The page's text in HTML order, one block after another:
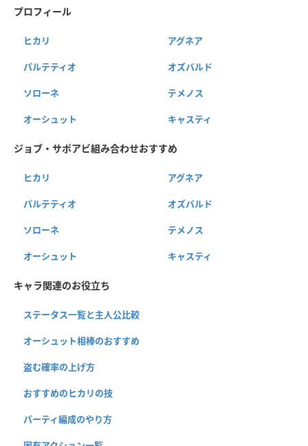
プロフィール
ヒカリ アグネア
パルテティオ オズバルド
ソローネ テメノス
オーシュット キャスティ
ジョブ・サポアビ組み合わせおすすめ
ヒカリ アグネア
パルテティオ オズバルド
ソローネ テメノス
オーシュット キャスティ
キャラ関連のお役立ち
ステータス一覧と主人公比較
オーシュット相棒のおすすめ
盗む確率の上げ方
おすすめのヒカリの技
パーティ編成のやり方